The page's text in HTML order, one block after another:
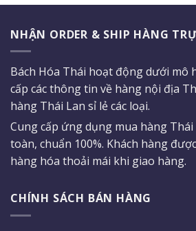
NHẬN ORDER & SHIP HÀNG
Bách Hóa Thái hoạt động dưới mô
cấp các thông tin về hàng nội địa
hàng Thái Lan sỉ lẻ các loại.
Cung cấp ứng dụng mua hàng
toàn, chuẩn 100%. Khách hàng
hàng hóa thoải mái khi giao hàng.
CHÍNH SÁCH BÁN HÀNG